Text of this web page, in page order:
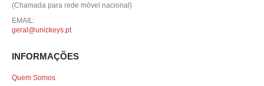
(Chamada para rede móvel nacional)
EMAIL:
geral@unickeys.pt
INFORMAÇÕES
Quem Somos